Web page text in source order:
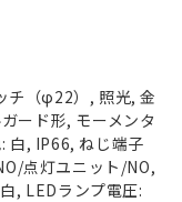
チ（φ22）, 照光, 金
ード形, モーメンタ
白, IP66, ねじ端子
点灯ユニット/NO,
, LEDランプ電圧: